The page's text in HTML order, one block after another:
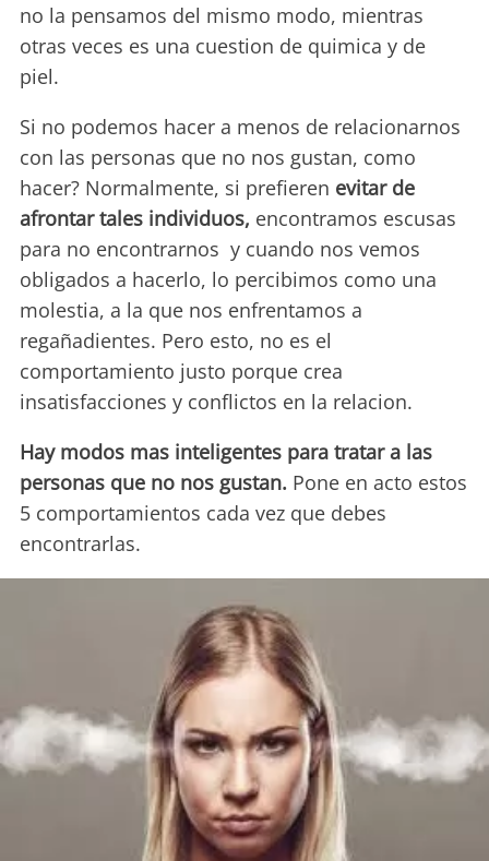
no la pensamos del mismo modo, mientras
otras veces es una cuestion de quimica y de
piel.
Si no podemos hacer a menos de relacionarnos
con las personas que no nos gustan, como
hacer? Normalmente, si prefieren evitar de
afrontar tales individuos, encontramos escusas
para no encontrarnos y cuando nos vemos
obligados a hacerlo, lo percibimos como una
molestia, a la que nos enfrentamos a
regañadientes. Pero esto, no es el
comportamiento justo porque crea
insatisfacciones y conflictos en la relacion.
Hay modos mas inteligentes para tratar a las
personas que no nos gustan. Pone en acto estos
5 comportamientos cada vez que debes
encontrarlas.